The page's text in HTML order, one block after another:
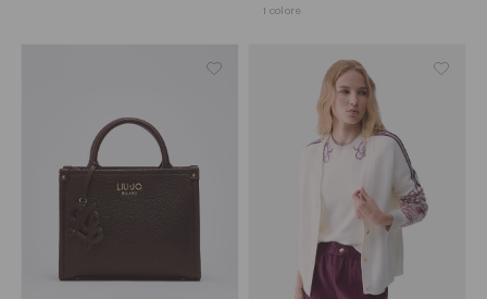
1 colore